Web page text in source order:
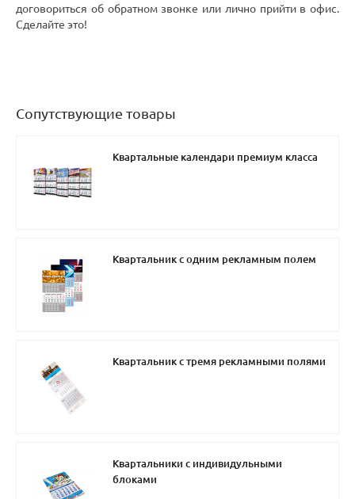
договориться об обратном звонке или лично прийти в офис.
Сделайте это!
Сопутствующие товары
Квартальные календари премиум класса
Квартальник с одним рекламным полем
Квартальник с тремя рекламными полями
Квартальники с индивидульными
блоками